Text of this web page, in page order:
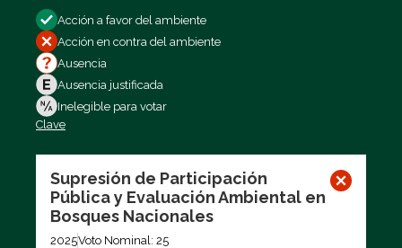
Filtrar por
Acción a favor del ambiente
Acción en contra del ambiente
Ausencia
Ausencia justificada
Inelegible para votar
Clave
Supresión de Participación
Pública y Evaluación Ambiental en
Bosques Nacionales
2025Voto Nominal: 25